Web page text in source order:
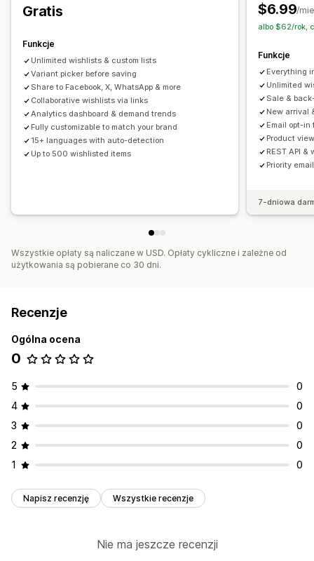
Import i eksport
Dodaj do koszyka
Dostosowanie
Wielojęzyczne Szablony e-maili
Alerty o zakupie
Powiadomienia o cenie
Powiadomienia o dostępności produktu
Gratis
Funkcje
Unlimited wishlists & custom lists
Variant picker before saving
Share to Facebook, X, WhatsApp & more
Collaborative wishlists via links
Analytics dashboard & demand trends
Fully customizable to match your brand
15+ languages with auto-detection
Up to 500 wishlisted items
$6.99/
albo $62/rok,
Funkcje
Everything
Unlimited
Sale &
New arrival
Email opt-in
Product
REST API
Priority
7-dniowa
Wszystkie opłaty są naliczane w USD. Opłaty cykliczne i zależne od
użytkowania są pobierane co 30 dni.
Recenzje
Ogólna ocena
0
5
0
4
0
3
0
2
0
1
0
Napisz recenzję Wszystkie recenzje
Nie ma jeszcze recenzji